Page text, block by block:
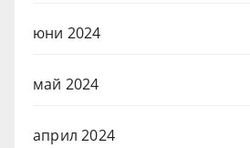
юни 2024
май 2024
април 2024